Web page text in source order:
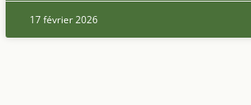
17 février 2026